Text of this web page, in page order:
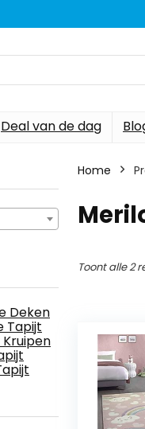
Deal van de dag
Deken
Tapijt
Kruipen
Home
Toont alle 2